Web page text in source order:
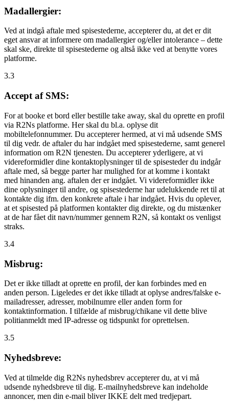
Madallergier:
Ved at indgå aftale med spisestederne, accepterer du, at det er dit
eget ansvar at informere om madallergier og/eller intolerance – dette
skal ske, direkte til spisestederne og altså ikke ved at benytte vores
platforme.
3.3
Accept af SMS:
For at booke et bord eller bestille take away, skal du oprette en profil
via R2Ns platforme. Her skal du bl.a. oplyse dit
mobiltelefonnummer. Du accepterer hermed, at vi må udsende SMS
til dig vedr. de aftaler du har indgået med spisestederne, samt generel
information om R2N tjenesten. Du accepterer yderligere, at vi
videreformidler dine kontaktoplysninger til de spisesteder du indgår
aftale med, så begge parter har mulighed for at komme i kontakt
med hinanden ang. aftalen der er indgået. Vi videreformidler ikke
dine oplysninger til andre, og spisestederne har udelukkende ret til at
kontakte dig ifm. den konkrete aftale i har indgået. Hvis du oplever,
at et spisested på platformen kontakter dig direkte, og du mistænker
at de har fået dit navn/nummer gennem R2N, så kontakt os venligst
straks.
3.4
Misbrug:
Det er ikke tilladt at oprette en profil, der kan forbindes med en
anden person. Ligeledes er det ikke tilladt at oplyse andres/falske e-
mailadresser, adresser, mobilnumre eller anden form for
kontaktinformation. I tilfælde af misbrug/chikane vil dette blive
politianmeldt med IP-adresse og tidspunkt for oprettelsen.
3.5
Nyhedsbreve:
Ved at tilmelde dig R2Ns nyhedsbrev accepterer du, at vi må
udsende nyhedsbreve til dig. E-mailnyhedsbreve kan indeholde
annoncer, men din e-mail bliver IKKE delt med tredjepart.